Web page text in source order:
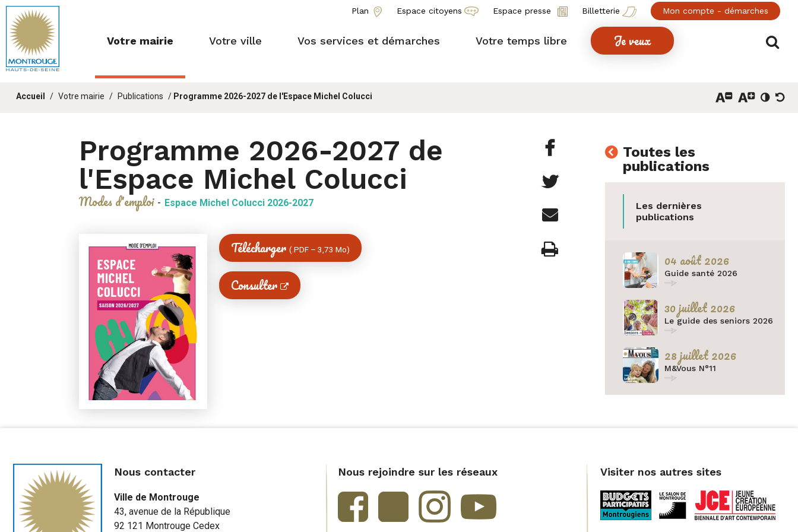
Fenêtre
de
chat
Plan Espace citoyens Espace presse Billetterie Mon compte - démarches
Votre mairie Votre ville Vos services et démarches Votre temps libre Je veux
Vous
Accueil Votre mairie Publications Programme 2026-2027 de l'Espace Michel Colucci
Programme 2026-2027 de
l'Espace Michel Colucci
Modes d'emploi - Espace Michel Colucci 2026-2027
Partager
cette
sur
Facebook
Partager
cette
page
sur
Partager
Imprimer
Télécharger( PDF –3,73 Mo)
Consulter
Toutes les
publications
Les dernières
publications
Guide santé 2026
04 août 2026
Le guide des seniors 2026
30 juillet 2026
M&Vous N°11
28 juillet 2026
Nous contacter
Ville de Montrouge
43, avenue de la République
92 121 Montrouge Cedex
Nous rejoindre sur les réseaux Visiter nos autres sites